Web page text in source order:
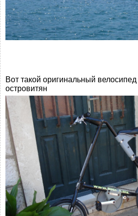
Вот такой оригинальный
островитян